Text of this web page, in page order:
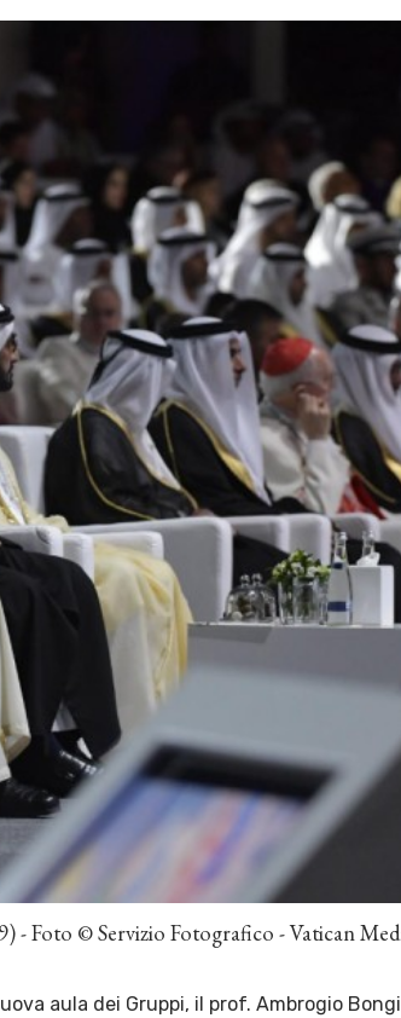
- Foto © Servizio Fotografico - Vatican
aula dei Gruppi, il prof. Ambrogio